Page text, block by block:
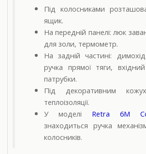
Під колосниками
ящик.
На передній панелі: люк
для золи, термометр.
На задній частині:
ручка прямої тяги,
патрубки.
Під декоративним
теплоізоляції.
У моделі Retra 6M
знаходиться ручка
колосників.